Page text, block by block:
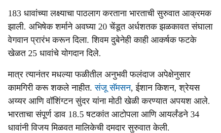
183 धावांच्या लक्ष्याचा पाठलाग करताना भारताची सुरुवात आक्रमक
झाली. अभिषेक शर्माने अवघ्या 20 चेंडूत अर्धशतक झळकावत संघाला
वेगवान प्रारंभ करून दिला. शिवम दुबेनेही काही आकर्षक फटके
खेळत 25 धावांचे योगदान दिले.
मात्र त्यानंतर मधल्या फळीतील अनुभवी फलंदाज अपेक्षेनुसार
कामगिरी करू शकले नाहीत.संजू सॅमसन, ईशान किशन, श्रेयस
अय्यर आणि वॉशिंग्टन सुंदर यांना मोठी खेळी करण्यात अपयश आले.
भारताचा संपूर्ण डाव 18.5 षटकांत आटोपला आणि आयर्लंडने 34
धावांनी विजय मिळवत मालिकेची दमदार सुरुवात केली.